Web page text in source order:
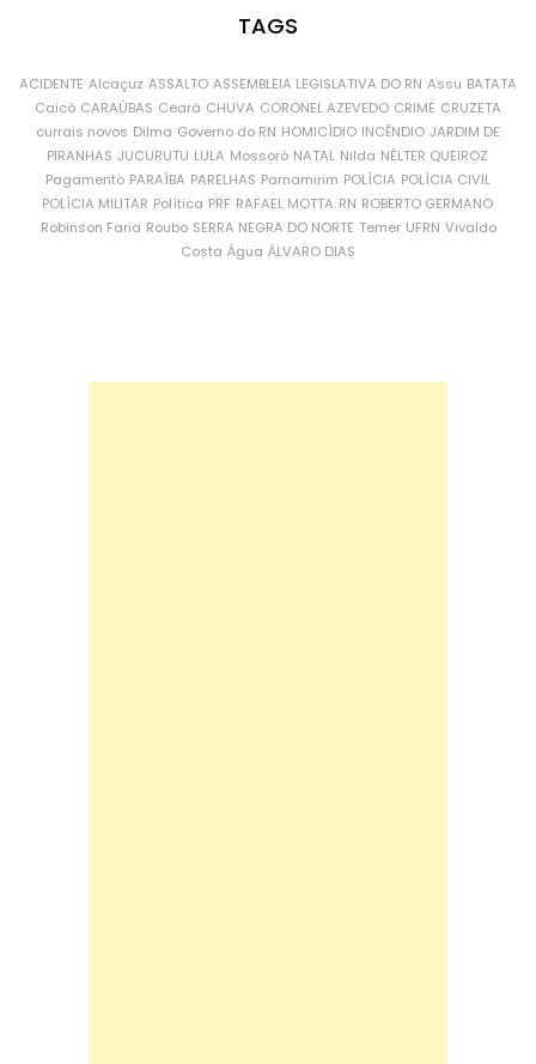
TAGS
ACIDENTE Alcaçuz ASSALTO ASSEMBLEIA LEGISLATIVA DO RN Assu BATATA
Caicó CARAÚBAS Ceará CHUVA CORONEL AZEVEDO CRIME CRUZETA
currais novos Dilma Governo do RN HOMICÍDIO INCÊNDIO JARDIM DE
PIRANHAS JUCURUTU LULA Mossoró NATAL Nilda NÉLTER QUEIROZ
Pagamento PARAÍBA PARELHAS Parnamirim POLÍCIA POLÍCIA CIVIL
POLÍCIA MILITAR Política PRF RAFAEL MOTTA RN ROBERTO GERMANO
Robinson Faria Roubo SERRA NEGRA DO NORTE Temer UFRN Vivaldo
Costa Água ÁLVARO DIAS